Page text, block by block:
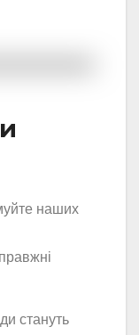
наших
стануть